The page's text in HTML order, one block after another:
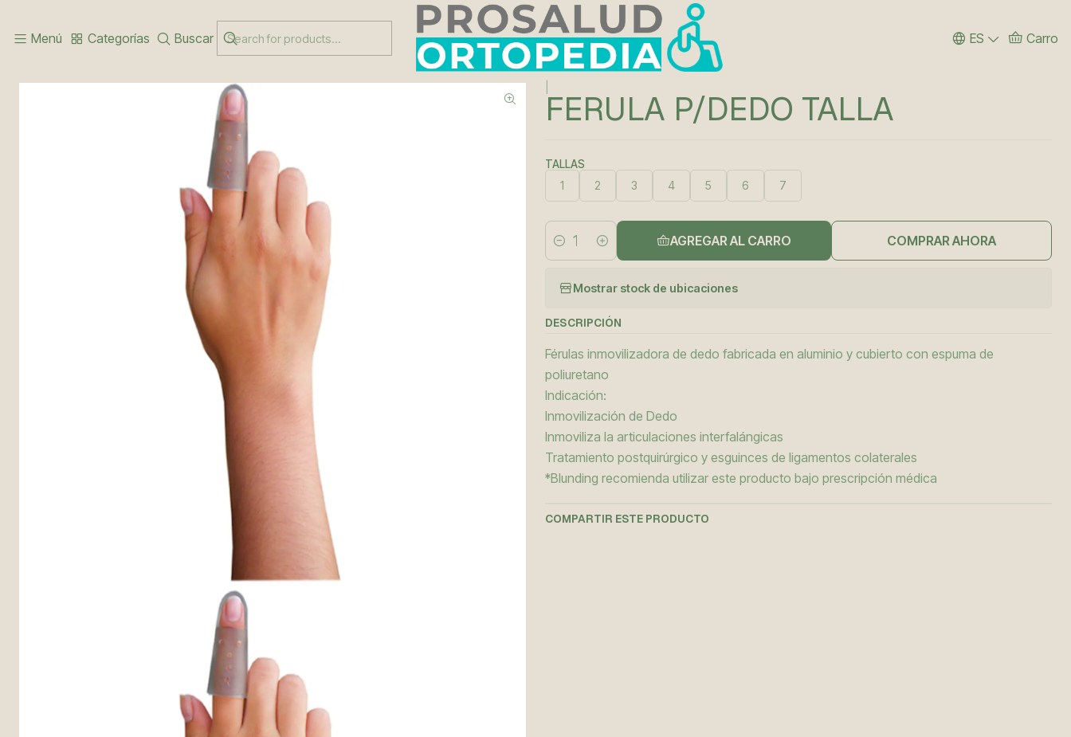
Menú Categorías Buscar ES Carro
Este es el texto del slide
Inicio MANO Y MUÑECA FERULA P/DEDO TALLA
FERULA P/DEDO TALLA
TALLAS
1 2 3 4 5 6 7
Cantidad
AGREGAR AL CARRO COMPRAR AHORA
Mostrar stock de ubicaciones
DESCRIPCIÓN
Férulas inmovilizadora de dedo fabricada en aluminio y cubierto con espuma de
poliuretano
Indicación:
Inmovilización de Dedo
Inmoviliza la articulaciones interfalángicas
Tratamiento postquirúrgico y esguinces de ligamentos colaterales
*Blunding recomienda utilizar este producto bajo prescripción médica
COMPARTIR ESTE PRODUCTO